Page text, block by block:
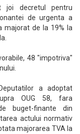
joi decretul pentru
de urgenta a
majorat de la 19% la
48 "impotriva"
a adoptat
OUG 58, fara
buget-finante din
actului normativ
majorarea TVA la